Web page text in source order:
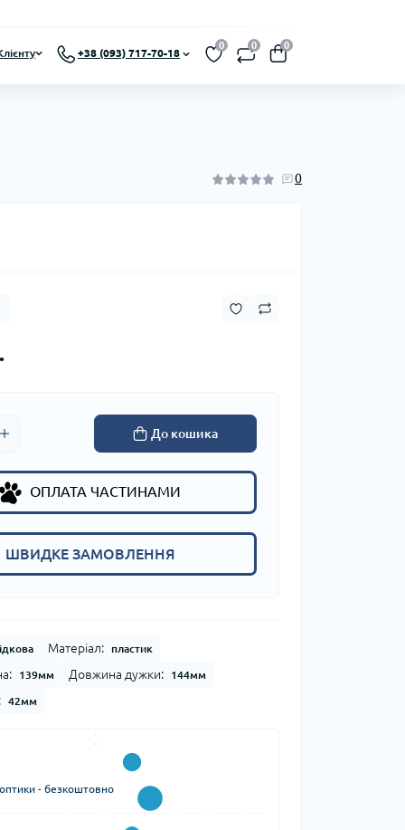
+38 (093) 717-70-18
0 0 0
0
До кошика
ОПЛАТА ЧАСТИНАМИ
ШВИДКЕ ЗАМОВЛЕННЯ
Матеріал: пластик
139мм Довжина дужки: 144мм
42мм
- безкоштовно